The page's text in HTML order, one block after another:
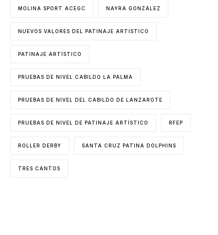
MOLINA SPORT ACEGC NAYRA GONZÁLEZ
NUEVOS VALORES DEL PATINAJE ARTISTICO
PATINAJE ARTÍSTICO
PRUEBAS DE NIVEL CABILDO LA PALMA
PRUEBAS DE NIVEL DEL CABILDO DE LANZAROTE
PRUEBAS DE NIVEL DE PATINAJE ARTÍSTICO RFEP
ROLLER DERBY SANTA CRUZ PATINA DOLPHINS
TRES CANTOS